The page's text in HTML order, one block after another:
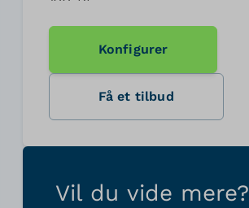
Konfigurer
Få et tilbud
Vil du vide mere?